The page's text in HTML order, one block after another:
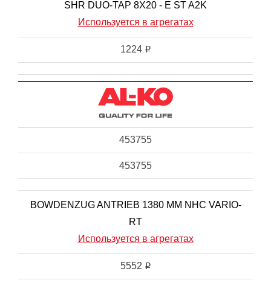
SHR DUO-TAP 8X20 - E ST A2K
Используется в агрегатах
1224 i
453755
453755
BOWDENZUG ANTRIEB 1380 MM NHC VARIO-
RT
Используется в агрегатах
5552 i